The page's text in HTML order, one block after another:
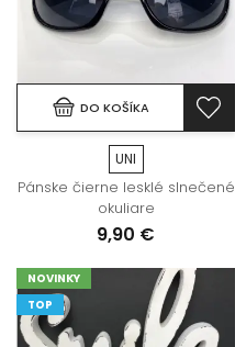
DO KOŠÍKA
UNI
Pánske čierne lesklé slnečené
okuliare
9,90 €
NOVINKY
TOP